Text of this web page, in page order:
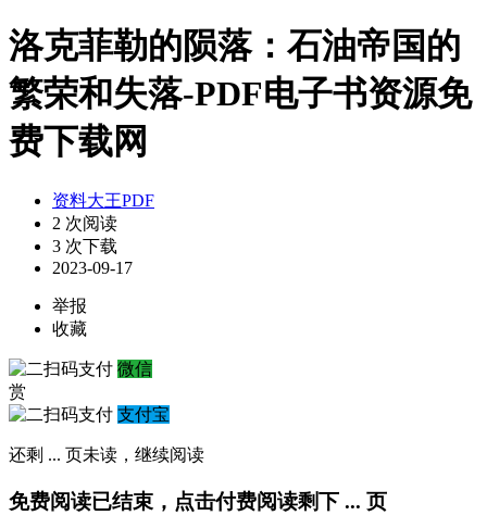
洛克菲勒的陨落：石油帝国的
繁荣和失落-PDF电子书资源免
费下载网
资料大王PDF
2 次阅读
3 次下载
2023-09-17
举报
收藏
微信
赏
支付宝
还剩 ... 页未读， 继续阅读
免费阅读已结束，点击付费阅读剩下 ... 页